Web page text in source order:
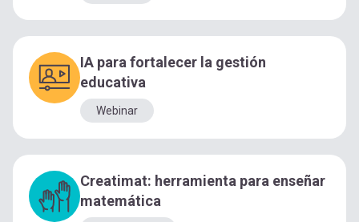
IA para fortalecer la gestión
educativa
Webinar
Creatimat: herramienta para enseñar
matemática